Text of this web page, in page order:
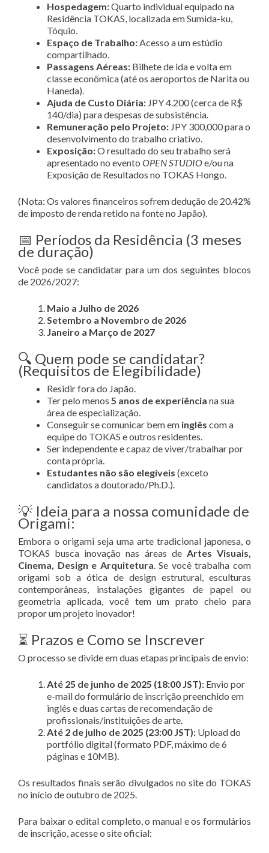
Hospedagem:Quarto individual equipado na
Residência TOKAS, localizada em Sumida-ku,
Tóquio.
Espaço de Trabalho:Acesso a um estúdio
compartilhado.
Passagens Aéreas: Bilhete de ida e volta em
classe econômica (até os aeroportos de Narita ou
Haneda).
Ajuda de Custo Diária: JPY 4.200 (cerca de R$
140/dia) para despesas de subsistência.
Remuneração pelo Projeto: JPY 300,000 para o
desenvolvimento do trabalho criativo.
Exposição:O resultado do seu trabalho será
apresentado no evento OPEN STUDIOe/ou na
Exposição de Resultados no TOKAS Hongo.
(Nota: Os valores financeiros sofrem dedução de 20.42%
de imposto de renda retido na fonte no Japão).
📅 Períodos da Residência (3 meses
de duração)
Você pode se candidatar para um dos seguintes blocos
de 2026/2027:
Maio a Julho de 2026
Setembro a Novembro de 2026
Janeiro a Março de 2027
🔍 Quem pode se candidatar?
(Requisitos de Elegibilidade)
Residir fora do Japão.
Ter pelo menos 5 anos de experiência na sua
área de especialização.
Conseguir se comunicar bem em inglês com a
equipe do TOKAS e outros residentes.
Ser independente e capaz de viver/trabalhar por
conta própria.
Estudantes não são elegíveis (exceto
candidatos a doutorado/Ph.D.).
💡 Ideia para a nossa comunidade de
Origami:
Embora o origami seja uma arte tradicional japonesa, o
TOKAS busca inovação nas áreas de Artes Visuais,
Cinema, Design e Arquitetura. Se você trabalha com
origami sob a ótica de design estrutural, esculturas
contemporâneas, instalações gigantes de papel ou
geometria aplicada, você tem um prato cheio para
propor um projeto inovador!
⏳ Prazos e Como se Inscrever
O processo se divide em duas etapas principais de envio:
Até 25 de junho de 2025 (18:00 JST): Envio por
e-mail do formulário de inscrição preenchido em
inglês e duas cartas de recomendação de
profissionais/instituições de arte.
Até 2 de julho de 2025 (23:00 JST): Upload do
portfólio digital (formato PDF, máximo de 6
páginas e 10MB).
Os resultados finais serão divulgados no site do TOKAS
no início de outubro de 2025.
Para baixar o edital completo, o manual e os formulários
de inscrição, acesse o site oficial: